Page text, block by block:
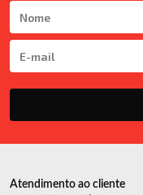
Atendimento ao cliente